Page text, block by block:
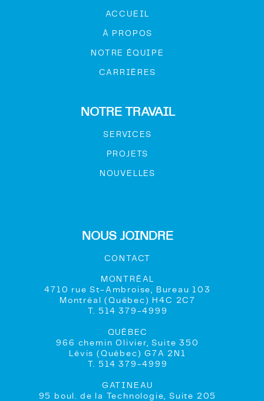
ACCUEIL
À PROPOS
NOTRE ÉQUIPE
CARRIÈRES
NOTRE TRAVAIL
SERVICES
PROJETS
NOUVELLES
NOUS JOINDRE
CONTACT
MONTRÉAL
4710 rue St-Ambroise, Bureau 103
Montréal (Québec) H4C 2C7
T. 514 379-4999
QUÉBEC
966 chemin Olivier, Suite 350
Lévis (Québec) G7A 2N1
T. 514 379-4999
GATINEAU
95 boul. de la Technologie, Suite 205